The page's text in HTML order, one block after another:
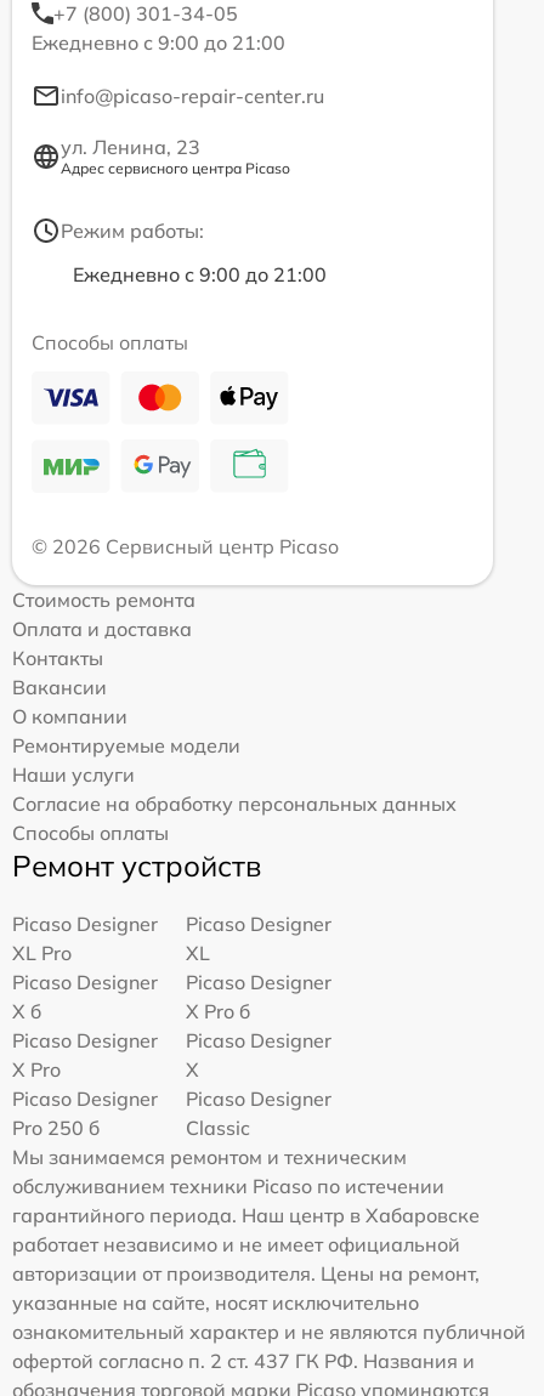
+7 (800) 301-34-05
Ежедневно с 9:00 до 21:00
info@picaso-repair-center.ru
ул. Ленина, 23
Адрес сервисного центра Picaso
Режим работы:
Ежедневно с 9:00 до 21:00
Способы оплаты
© 2026 Сервисный центр Picaso
Стоимость ремонта
Оплата и доставка
Контакты
Вакансии
О компании
Ремонтируемые модели
Наши услуги
Согласие на обработку персональных данных
Способы оплаты
Ремонт устройств
Picaso Designer
XL Pro
Picaso Designer
XL
Picaso Designer
X б
Picaso Designer
X Pro б
Picaso Designer
X Pro
Picaso Designer
X
Picaso Designer
Pro 250 б
Picaso Designer
Classic
Мы занимаемся ремонтом и техническим
обслуживанием техники Picaso по истечении
гарантийного периода. Наш центр в Хабаровске
работает независимо и не имеет официальной
авторизации от производителя. Цены на ремонт,
указанные на сайте, носят исключительно
ознакомительный характер и не являются публичной
офертой согласно п. 2 ст. 437 ГК РФ. Названия и
обозначения торговой марки Picaso упоминаются